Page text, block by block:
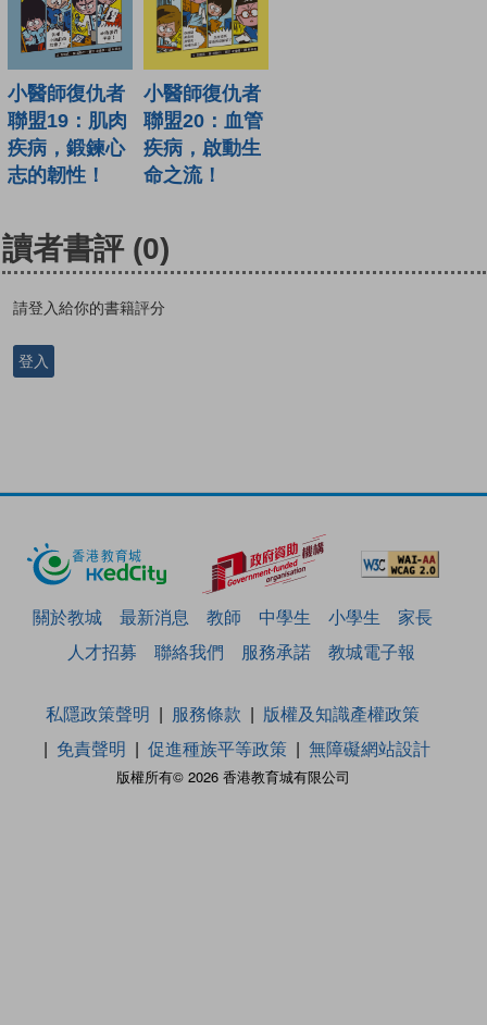
小醫師復仇者
聯盟19：肌肉
疾病，鍛鍊心
志的韌性！
小醫師復仇者
聯盟20：血管
疾病，啟動生
命之流！
讀者書評 (0)
請登入給你的書籍評分
登入
關於教城 最新消息 教師 中學生 小學生
家長
人才招募
聯絡我們 服務承諾 教城電子報
版權所有© 2026 香港教育城有限公司
私隱政策聲明 服務條款
版權及知識產權政策
免責聲明
促進種族平等政策 無障礙網站設計